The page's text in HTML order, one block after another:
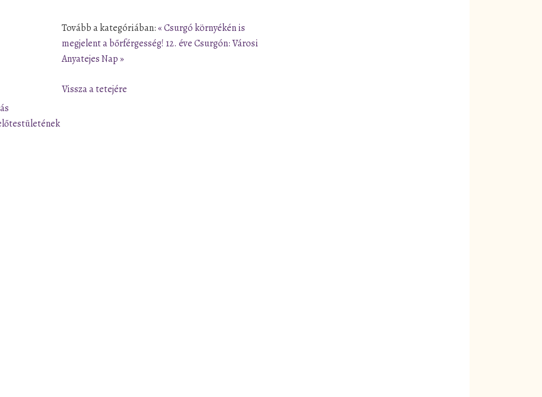
Tovább a kategóriában:« Csurgó környékén is
megjelent a bőrférgesség! 12. éve Csurgón: Városi
Anyatejes Nap »
Vissza a tetejére